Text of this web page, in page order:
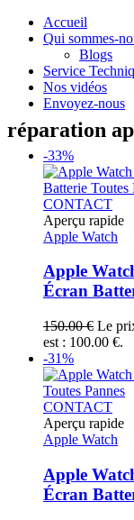
Accueil
Qui sommes-
Blogs
Service
Nos vidéos
Envoyez-nous
réparation
-33%
CONTACT
Aperçu rapide
Apple Watch
Apple
Écran
150.00€ Le
est : 100.00 €.
-31%
CONTACT
Aperçu rapide
Apple Watch
Apple
Écran